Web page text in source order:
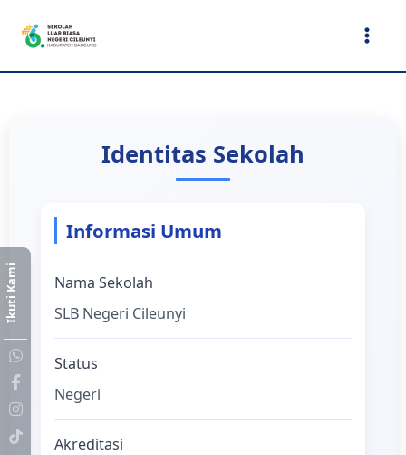
Identitas Sekolah
Informasi Umum
Nama Sekolah
SLB Negeri Cileunyi
Status
Negeri
Akreditasi
Ikuti Kami